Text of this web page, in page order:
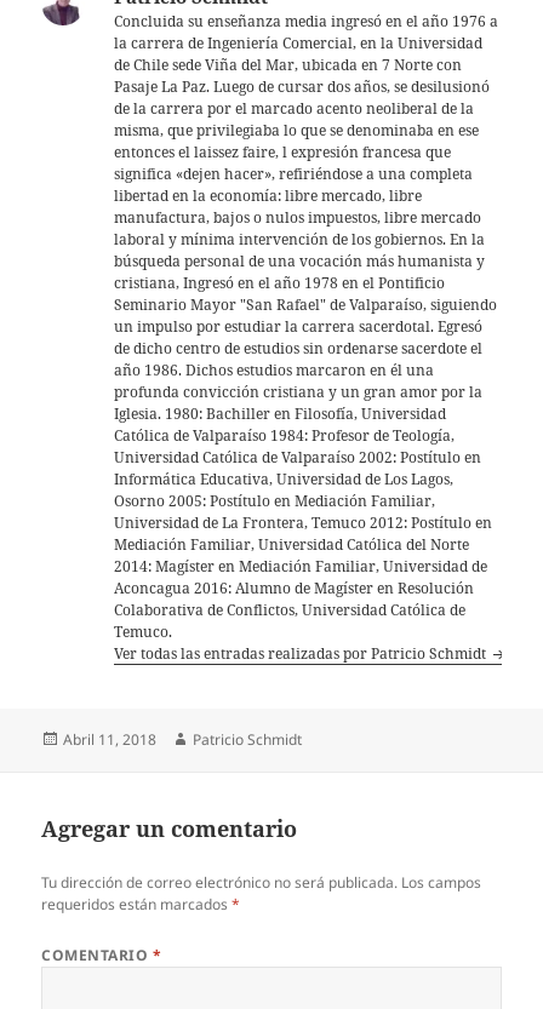
Concluida su enseñanza media ingresó en el año 1976 a
la carrera de Ingeniería Comercial, en la Universidad
de Chile sede Viña del Mar, ubicada en 7 Norte con
Pasaje La Paz. Luego de cursar dos años, se desilusionó
de la carrera por el marcado acento neoliberal de la
misma, que privilegiaba lo que se denominaba en ese
entonces el laissez faire, l expresión francesa que
significa «dejen hacer», refiriéndose a una completa
libertad en la economía: libre mercado, libre
manufactura, bajos o nulos impuestos, libre mercado
laboral y mínima intervención de los gobiernos. En la
búsqueda personal de una vocación más humanista y
cristiana, Ingresó en el año 1978 en el Pontificio
Seminario Mayor "San Rafael" de Valparaíso, siguiendo
un impulso por estudiar la carrera sacerdotal. Egresó
de dicho centro de estudios sin ordenarse sacerdote el
año 1986. Dichos estudios marcaron en él una
profunda convicción cristiana y un gran amor por la
Iglesia. 1980: Bachiller en Filosofía, Universidad
Católica de Valparaíso 1984: Profesor de Teología,
Universidad Católica de Valparaíso 2002: Postítulo en
Informática Educativa, Universidad de Los Lagos,
Osorno 2005: Postítulo en Mediación Familiar,
Universidad de La Frontera, Temuco 2012: Postítulo en
Mediación Familiar, Universidad Católica del Norte
2014: Magíster en Mediación Familiar, Universidad de
Aconcagua 2016: Alumno de Magíster en Resolución
Colaborativa de Conflictos, Universidad Católica de
Temuco.
Ver todas las entradas realizadas por Patricio Schmidt
Publicado
Abril 11, 2018 Autor
Patricio Schmidt
Agregar un comentario
Tu dirección de correo electrónico no será publicada. Los campos
requeridos están marcados*
COMENTARIO *